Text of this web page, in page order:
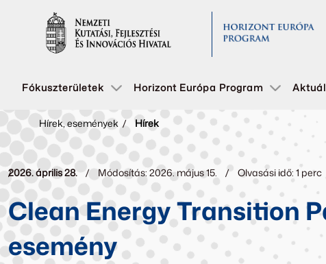
Fókuszterületek Horizont Európa Program
Hírek, események / Hírek
2026. április 28. Módosítás: 2026. május 15. Olvasási idő: 1 perc
Clean Energy Transition
esemény